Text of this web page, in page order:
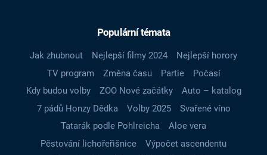
Populární témata
Jak zhubnout Nejlepší filmy 2024
Nejlepší horory
TV program
Změna času Partie
Počasí
Kdy budou volby
ZOO Nové začátky
Auto – katalog
7 pádů Honzy Dědka
Volby 2025
Svařené víno
Tatarák podle Pohlreicha
Aloe vera
Pěstování lichořeřišnice
Výpočet ascendentu